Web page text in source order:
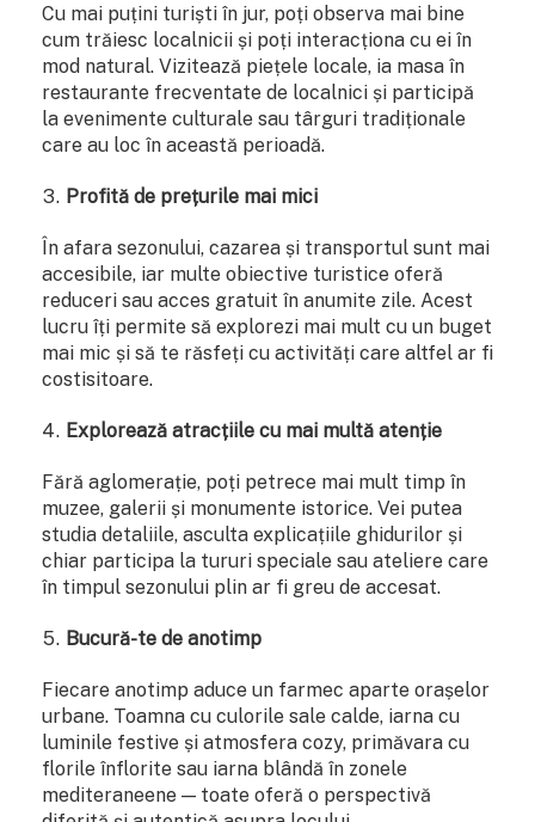
Cu mai puțini turiști în jur, poți observa mai bine
cum trăiesc localnicii și poți interacționa cu ei în
mod natural. Vizitează piețele locale, ia masa în
restaurante frecventate de localnici și participă
la evenimente culturale sau târguri tradiționale
care au loc în această perioadă.
Profită de prețurile mai mici
În afara sezonului, cazarea și transportul sunt mai
accesibile, iar multe obiective turistice oferă
reduceri sau acces gratuit în anumite zile. Acest
lucru îți permite să explorezi mai mult cu un buget
mai mic și să te răsfeți cu activități care altfel ar fi
costisitoare.
Explorează atracțiile cu mai multă atenție
Fără aglomerație, poți petrece mai mult timp în
muzee, galerii și monumente istorice. Vei putea
studia detaliile, asculta explicațiile ghidurilor și
chiar participa la tururi speciale sau ateliere care
în timpul sezonului plin ar fi greu de accesat.
Bucură-te de anotimp
Fiecare anotimp aduce un farmec aparte orașelor
urbane. Toamna cu culorile sale calde, iarna cu
luminile festive și atmosfera cozy, primăvara cu
florile înflorite sau iarna blândă în zonele
mediteraneene — toate oferă o perspectivă